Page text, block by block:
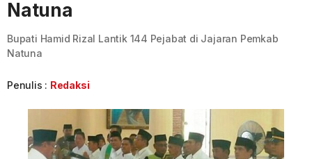
Natuna
Bupati Hamid Rizal Lantik 144 Pejabat di Jajaran Pemkab
Natuna
Penulis : Redaksi